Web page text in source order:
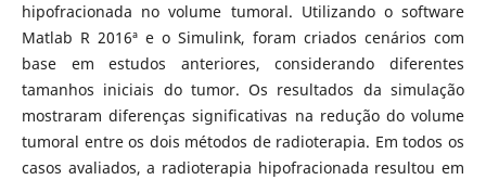
hipofracionada no volume tumoral. Utilizando o software
Matlab R 2016ª e o Simulink, foram criados cenários com
base em estudos anteriores, considerando diferentes
tamanhos iniciais do tumor. Os resultados da simulação
mostraram diferenças significativas na redução do volume
tumoral entre os dois métodos de radioterapia. Em todos os
casos avaliados, a radioterapia hipofracionada resultou em